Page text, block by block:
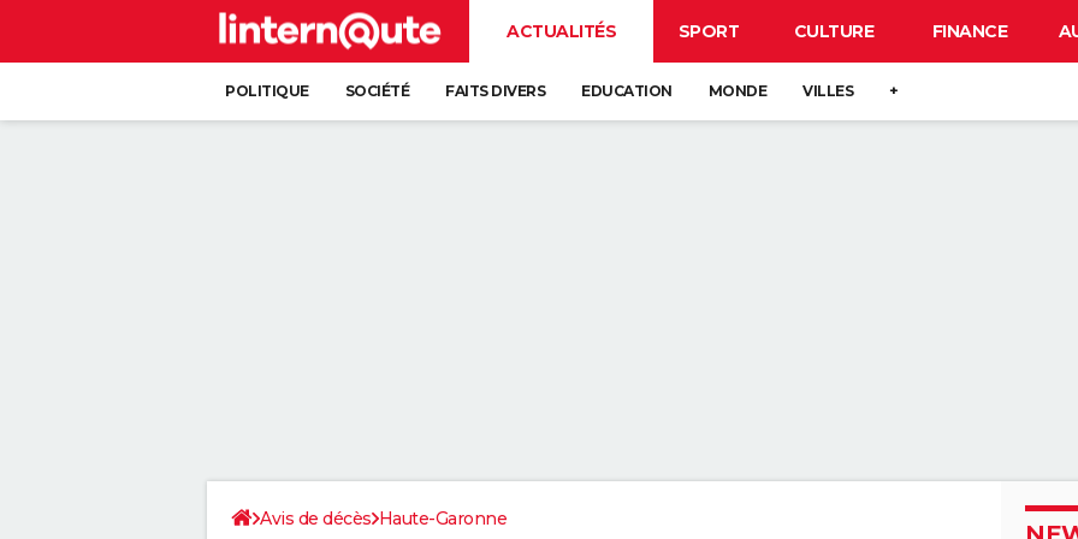
ACTUALITÉS SPORT CULTURE FINANCE
POLITIQUE SOCIÉTÉ FAITS DIVERS EDUCATION MONDE VILLES +
Avis de décès Haute-Garonne